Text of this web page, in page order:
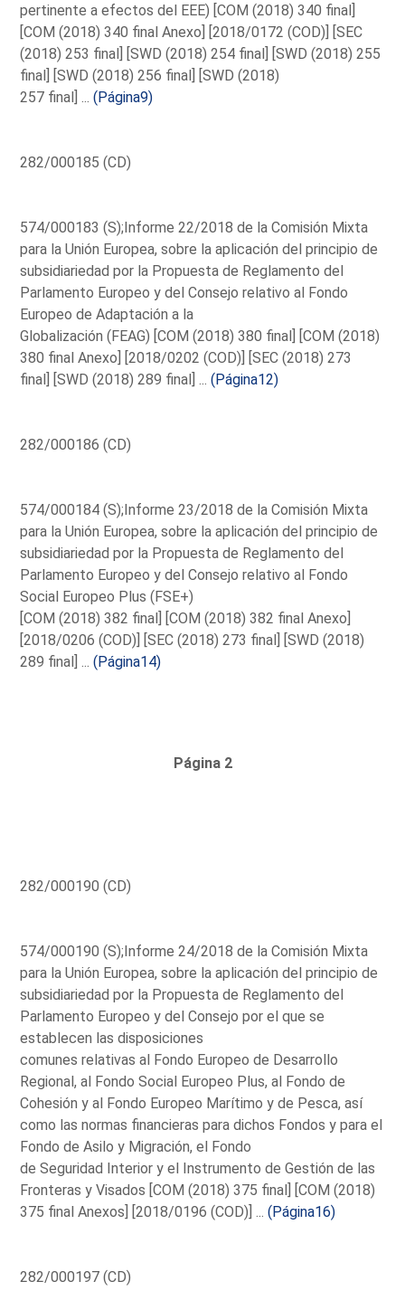
pertinente a efectos del EEE) [COM (2018) 340 final]
[COM (2018) 340 final Anexo] [2018/0172 (COD)] [SEC
(2018) 253 final] [SWD (2018) 254 final] [SWD (2018) 255
final] [SWD (2018) 256 final] [SWD (2018)
257 final] ...(Página9)
282/000185 (CD)
574/000183 (S);Informe 22/2018 de la Comisión Mixta
para la Unión Europea, sobre la aplicación del principio de
subsidiariedad por la Propuesta de Reglamento del
Parlamento Europeo y del Consejo relativo al Fondo
Europeo de Adaptación a la
Globalización (FEAG) [COM (2018) 380 final] [COM (2018)
380 final Anexo] [2018/0202 (COD)] [SEC (2018) 273
final] [SWD (2018) 289 final] ...(Página12)
282/000186 (CD)
574/000184 (S);Informe 23/2018 de la Comisión Mixta
para la Unión Europea, sobre la aplicación del principio de
subsidiariedad por la Propuesta de Reglamento del
Parlamento Europeo y del Consejo relativo al Fondo
Social Europeo Plus (FSE+)
[COM (2018) 382 final] [COM (2018) 382 final Anexo]
[2018/0206 (COD)] [SEC (2018) 273 final] [SWD (2018)
289 final] ...(Página14)
Página 2
282/000190 (CD)
574/000190 (S);Informe 24/2018 de la Comisión Mixta
para la Unión Europea, sobre la aplicación del principio de
subsidiariedad por la Propuesta de Reglamento del
Parlamento Europeo y del Consejo por el que se
establecen las disposiciones
comunes relativas al Fondo Europeo de Desarrollo
Regional, al Fondo Social Europeo Plus, al Fondo de
Cohesión y al Fondo Europeo Marítimo y de Pesca, así
como las normas financieras para dichos Fondos y para el
Fondo de Asilo y Migración, el Fondo
de Seguridad Interior y el Instrumento de Gestión de las
Fronteras y Visados [COM (2018) 375 final] [COM (2018)
375 final Anexos] [2018/0196 (COD)] ...(Página16)
282/000197 (CD)